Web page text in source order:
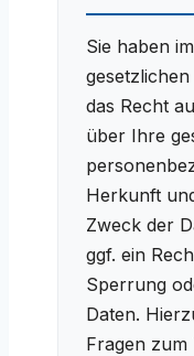
Sie haben
das Recht
über Ihre
Herkunft
Zweck der
ggf. ein
Sperrung
Daten.
Fragen zum